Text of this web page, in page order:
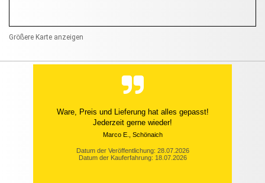
Größere Karte anzeigen
Ware, Preis und Lieferung hat alles gepasst!
Jederzeit gerne wieder!
Marco E., Schönaich
Datum der Veröffentlichung: 28.07.2026
Datum der Kauferfahrung: 18.07.2026